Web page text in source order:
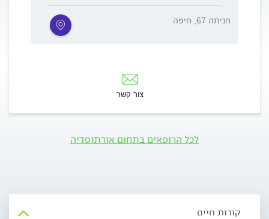
חניתה 67, חיפה
צור קשר
לכל הרופאים בתחום אורתופדיה
קורות חיים